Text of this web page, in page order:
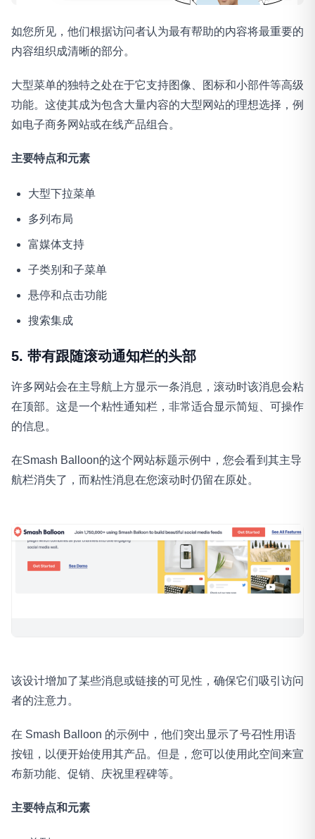
如您所见，他们根据访问者认为最有帮助的内容将最重要的
内容组织成清晰的部分。
大型菜单的独特之处在于它支持图像、图标和小部件等高级
功能。这使其成为包含大量内容的大型网站的理想选择，例
如电子商务网站或在线产品组合。
主要特点和元素
大型下拉菜单
多列布局
富媒体支持
子类别和子菜单
悬停和点击功能
搜索集成
5. 带有跟随滚动通知栏的头部
许多网站会在主导航上方显示一条消息，滚动时该消息会粘
在顶部。这是一个粘性通知栏，非常适合显示简短、可操作
的信息。
在Smash Balloon的这个网站标题示例中，您会看到其主导
航栏消失了，而粘性消息在您滚动时仍留在原处。
该设计增加了某些消息或链接的可见性，确保它们吸引访问
者的注意力。
在 Smash Balloon 的示例中，他们突出显示了号召性用语
按钮，以便开始使用其产品。但是，您可以使用此空间来宣
布新功能、促销、庆祝里程碑等。
主要特点和元素